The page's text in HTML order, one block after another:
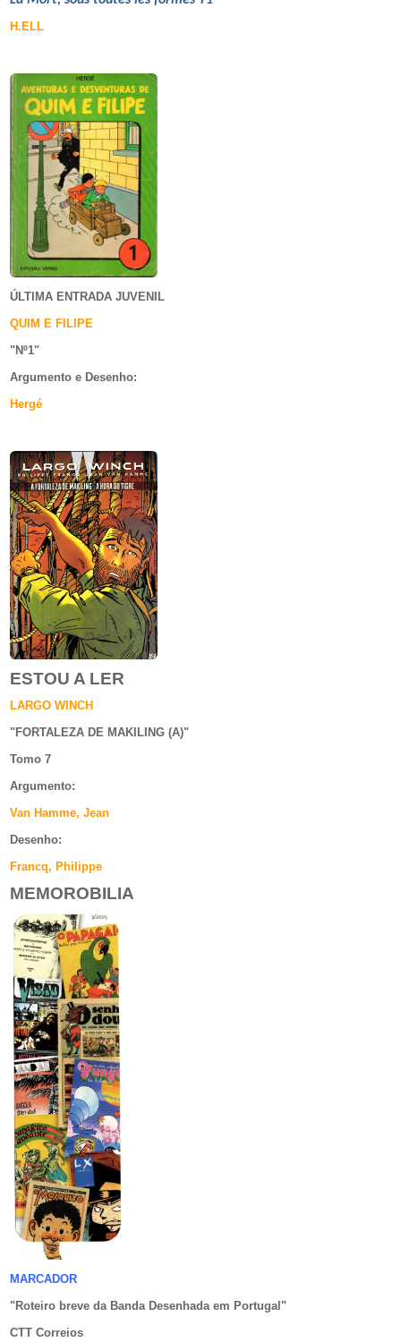
H.ELL
ÚLTIMA ENTRADA JUVENIL
QUIM E FILIPE
"Nº1"
Argumento e Desenho:
Hergé
ESTOU A LER
LARGO WINCH
"FORTALEZA DE MAKILING (A)"
Tomo 7
Argumento:
Van Hamme, Jean
Desenho:
Francq, Philippe
MEMOROBILIA
MARCADOR
"Roteiro breve da Banda Desenhada em Portugal "
CTT Correios